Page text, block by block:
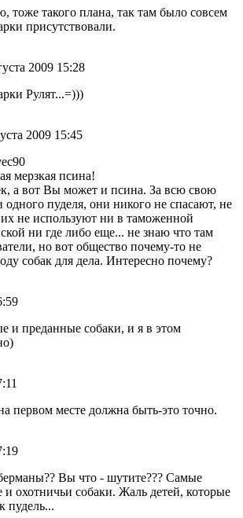
тоже такого плана, так там было совсем
присутствовали.
2009 15:28
Рулят...=)))
2009 15:45
мерзкая псина!
а вот Вы может и псина. За всю свою
пуделя, они никого не спасают, не
не используют ни в таможенной
ни где либо еще... не знаю что там
но вот общество почему-то не
собак для дела. Интересно почему?
и преданные собаки, и я в этом
первом месте должна быть-это точно.
Вы что - шутите??? Самые
охотничьи собаки. Жаль детей, которые
пудель...